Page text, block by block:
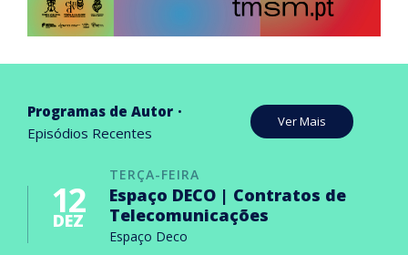
Programas de Autor
Episódios Recentes
Ver Mais
TERÇA-FEIRA
12
DEZ
Espaço DECO | Contratos de
Telecomunicações
Espaço Deco